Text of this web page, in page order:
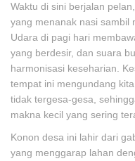
Waktu di sini berjalan
yang menanak nasi sambil
Udara di pagi hari
yang berdesir, dan suara
harmonisasi keseharian.
tempat ini mengundang
tidak tergesa-gesa,
makna kecil yang sering
Konon desa ini lahir dari
yang menggarap lahan